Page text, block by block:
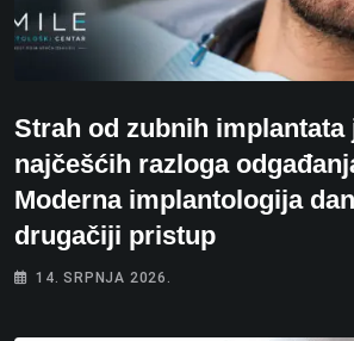
Strah od zubnih implantata
najčešćih razloga
Moderna implantologija
drugačiji pristup
14. SRPNJA 2026.